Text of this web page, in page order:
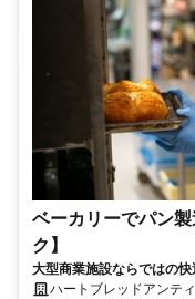
ベーカリーでパン
ク】
大型商業施設ならではの
空間で安心して働けます。
ハートブレッドアンテ